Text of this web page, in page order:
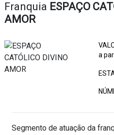
Franquia ESPAÇO
AMOR
a
Segmento de atuação da